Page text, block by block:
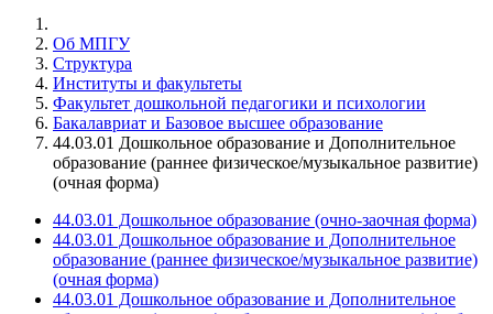
Об МПГУ
Структура
Институты и факультеты
Факультет дошкольной педагогики и психологии
Бакалавриат и Базовое высшее образование
44.03.01 Дошкольное образование и Дополнительное
образование (раннее физическое/музыкальное развитие)
(очная форма)
44.03.01 Дошкольное образование (очно-заочная форма)
44.03.01 Дошкольное образование и Дополнительное
образование (раннее физическое/музыкальное развитие)
(очная форма)
44.03.01 Дошкольное образование и Дополнительное